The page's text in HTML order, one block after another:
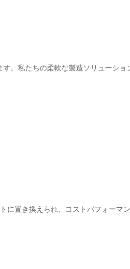
。私たちの柔軟な製造ソリューショ
置き換えられ、コストパフォーマン